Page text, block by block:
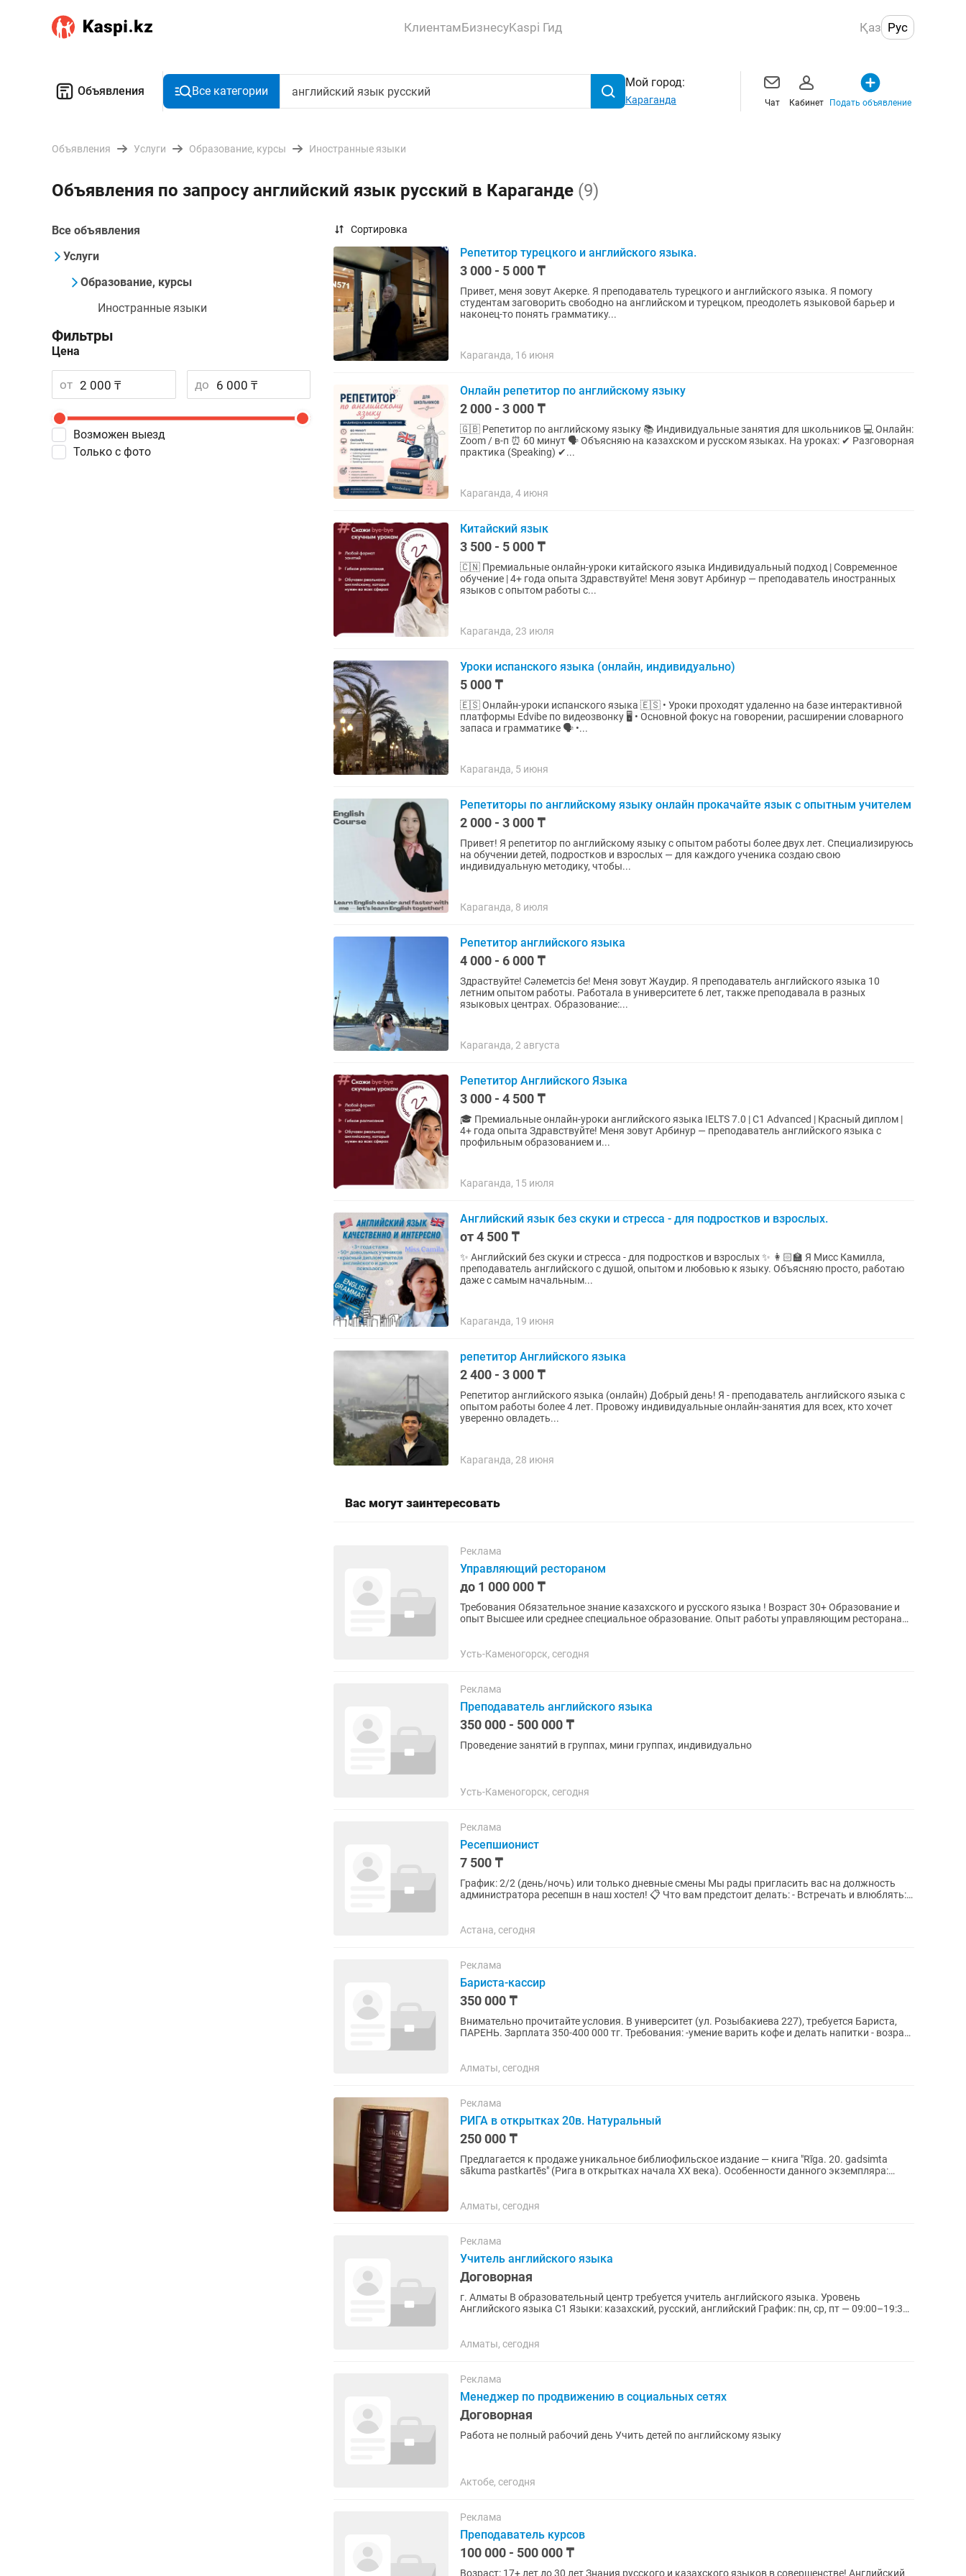
КлиентамБизнесуKaspi Гид Қаз Рус
Объявления Все категории
Мой город:
Караганда Чат Кабинет Подать объявление
Объявления Услуги Образование, курсы Иностранные языки
Объявления по запросу английский язык русский в Караганде (9)
Все объявления
Услуги
Образование, курсы
Иностранные языки
Фильтры
Цена
от до
Возможен выезд
Только с фото
Сортировка
Репетитор турецкого и английского языка.
3 000 - 5 000 ₸
Привет, меня зовут Акерке. Я преподаватель турецкого и английского языка. Я помогу
студентам заговорить свободно на английском и турецком, преодолеть языковой барьер и
наконец-то понять грамматику...
Караганда, 16 июня
Онлайн репетитор по английскому языку
2 000 - 3 000 ₸
🇬🇧 Репетитор по английскому языку 📚 Индивидуальные занятия для школьников 💻 Онлайн:
Zoom / в-п ⏰ 60 минут 🗣 Объясняю на казахском и русском языках. На уроках: ✔ Разговорная
практика (Speaking) ✔...
Караганда, 4 июня
Китайский язык
3 500 - 5 000 ₸
🇨🇳 Премиальные онлайн-уроки китайского языка Индивидуальный подход | Современное
обучение | 4+ года опыта Здравствуйте! Меня зовут Арбинур — преподаватель иностранных
языков с опытом работы с...
Караганда, 23 июля
Уроки испанского языка (онлайн, индивидуально)
5 000 ₸
🇪🇸 Онлайн-уроки испанского языка 🇪🇸 • Уроки проходят удаленно на базе интерактивной
платформы Edvibe по видеозвонку 🖥️ • Основной фокус на говорении, расширении словарного
запаса и грамматике 🗣️ •...
Караганда, 5 июня
Репетиторы по английскому языку онлайн прокачайте язык с опытным учителем
2 000 - 3 000 ₸
Привет! Я репетитор по английскому языку с опытом работы более двух лет. Специализируюсь
на обучении детей, подростков и взрослых — для каждого ученика создаю свою
индивидуальную методику, чтобы...
Караганда, 8 июля
Репетитор английского языка
4 000 - 6 000 ₸
Здраствуйте! Сәлеметсіз бе! Меня зовут Жаудир. Я преподаватель английского языка 10
летним опытом работы. Работала в университете 6 лет, также преподавала в разных
языковых центрах. Образование:...
Караганда, 2 августа
Репетитор Английского Языка
3 000 - 4 500 ₸
🎓 Премиальные онлайн-уроки английского языка IELTS 7.0 | C1 Advanced | Красный диплом |
4+ года опыта Здравствуйте! Меня зовут Арбинур — преподаватель английского языка с
профильным образованием и...
Караганда, 15 июля
Английский язык без скуки и стресса - для подростков и взрослых.
от 4 500 ₸
✨ Английский без скуки и стресса - для подростков и взрослых ✨ 👩🏻🏫 Я Мисс Камилла,
преподаватель английского с душой, опытом и любовью к языку. Объясняю просто, работаю
даже с самым начальным...
Караганда, 19 июня
репетитор Английского языка
2 400 - 3 000 ₸
Репетитор английского языка (онлайн) Добрый день! Я - преподаватель английского языка с
опытом работы более 4 лет. Провожу индивидуальные онлайн-занятия для всех, кто хочет
уверенно овладеть...
Караганда, 28 июня
Вас могут заинтересовать
Реклама
Управляющий рестораном
до 1 000 000 ₸
Требования Обязательное знание казахского и русского языка ! Возраст 30+ Образование и
опыт Высшее или среднее специальное образование. Опыт работы управляющим ресторана
Усть-Каменогорск, сегодня
Реклама
Преподаватель английского языка
350 000 - 500 000 ₸
Проведение занятий в группах, мини группах, индивидуально
Усть-Каменогорск, сегодня
Реклама
Ресепшионист
7 500 ₸
График: 2/2 (день/ночь) или только дневные смены Мы рады пригласить вас на должность
администратора ресепшн в наш хостел! 📋 Что вам предстоит делать: - Встречать и влюблять:
Астана, сегодня
Реклама
Бариста-кассир
350 000 ₸
Внимательно прочитайте условия. В университет (ул. Розыбакиева 227), требуется Бариста,
ПАРЕНЬ. Зарплата 350-400 000 тг. Требования: -умение варить кофе и делать напитки - возраст
Алматы, сегодня
Реклама
РИГА в открытках 20в. Натуральный
250 000 ₸
Предлагается к продаже уникальное библиофильское издание — книга "Rīga. 20. gadsimta
sākuma pastkartēs" (Рига в открытках начала XX века). Особенности данного экземпляра:
Алматы, сегодня
Реклама
Учитель английского языка
Договорная
г. Алматы В образовательный центр требуется учитель английского языка. Уровень
Английского языка С1 Языки: казахский, русский, английский График: пн, ср, пт — 09:00–19:30
Алматы, сегодня
Реклама
Менеджер по продвижению в социальных сетях
Договорная
Работа не полный рабочий день Учить детей по английскому языку
Актобе, сегодня
Реклама
Преподаватель курсов
100 000 - 500 000 ₸
Возраст: 17+ лет до 30 лет Знания русского и казахского языков в совершенстве! Английский